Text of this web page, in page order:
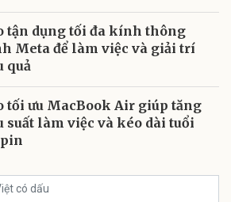
tận dụng tối đa kính thông
Meta để làm việc và giải trí
quả
tối ưu MacBook Air giúp tăng
suất làm việc và kéo dài tuổi